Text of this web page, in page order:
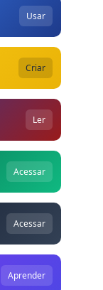
Usar
Criar
Ler
Acessar
Acessar
Aprender